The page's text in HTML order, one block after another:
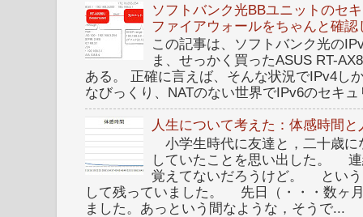
ソフトバンク光BBユニットのセ
ファイアウォールをちゃんと確認
この記事は、ソフトバンク光の
ま、せっかく買ったASUS RT-
ある。 正確に言えば、そんな状況でIPv4し
なびっくり、NATのない世界でIPv6のセキ
人生について考えた：体感時間
小学生時代に友達と，二十歳に
していたことを思い出した。
覚えてないだろうけど。 という
して残っていました。 先日（・・・数ヶ
ました。あっという間なような，そうで...